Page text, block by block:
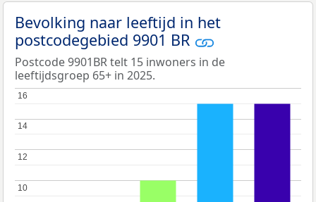
Bevolking naar leeftijd in het
postcodegebied 9901 BR
Postcode 9901BR telt 15 inwoners in de
leeftijdsgroep 65+ in 2025.
10
10
12
12
14
14
16
16